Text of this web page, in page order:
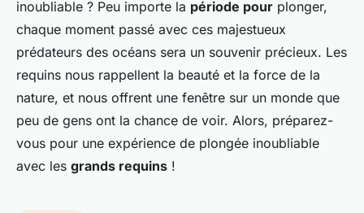
inoubliable ? Peu importe la période pour plonger,
chaque moment passé avec ces majestueux
prédateurs des océans sera un souvenir précieux. Les
requins nous rappellent la beauté et la force de la
nature, et nous offrent une fenêtre sur un monde que
peu de gens ont la chance de voir. Alors, préparez-
vous pour une expérience de plongée inoubliable
avec les grands requins !